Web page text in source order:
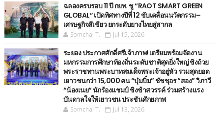
ฉลองครบรอบ 11 ปี กยท. ชู “RAOT SMART GREEN
GLOBAL” เปิดทิศทางปีที่ 12 ขับเคลื่อนนวัตกรรม–
เศรษฐกิจสีเขียว ยกระดับยางไทยสู่สากล
Somchai T. Jul 15, 2026
ระยอง ประกาศศักดิ์ศรีเจ้าภาพ! เตรียมพร้อมจัดงาน
มหกรรมการศึกษาท้องถิ่นระดับชาติสุดยิ่งใหญ่ ชิงถ้วย
พระราชทานพระบาทสมเด็จพระเจ้าอยู่หัว รวมสุดยอด
เยาวชนกว่า 15,000 คน “บุ๋มบิ๋ม” ชัชชุอร “สอง” วิภาวี
“น้องเนย“ นักร้องแชมป์ ชิงช้าสวรรค์ ร่วมสร้างแรง
บันดาลใจให้เยาวชน ประชันศักยภาพ
Somchai T. Jul 13, 2026